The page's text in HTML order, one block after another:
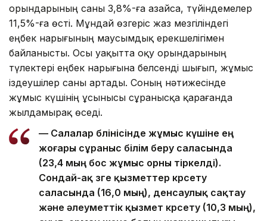
орындарының саны 3,8%-ға азайса, түйіндемелер
11,5%-ға өсті. Мұндай өзгеріс жаз мезгіліндегі
еңбек нарығының маусымдық ерекшелігімен
байланысты. Осы уақытта оқу орындарының
түлектері еңбек нарығына белсенді шығып, жұмыс
іздеушілер саны артады. Соның нәтижесінде
жұмыс күшінің ұсынысы сұранысқа қарағанда
жылдамырақ өседі.
— Салалар бөлінісінде жұмыс күшіне ең
жоғары сұраныс білім беру саласында
(23,4 мың бос жұмыс орны тіркелді).
Сондай-ақ өзге қызметтер көрсету
саласында (16,0 мың), денсаулық сақтау
және әлеуметтік қызмет көрсету (10,3 мың),